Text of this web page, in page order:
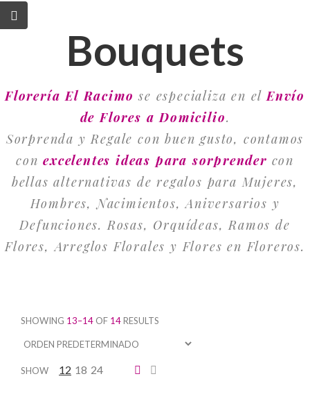
Bouquets
Florería El Racimo se especializa en elEnvío
de Flores a Domicilio.
Sorprenda y Regale con buen gusto, contamos
conexcelentes ideas para sorprender con
bellas alternativas de regalos para Mujeres,
Hombres, Nacimientos, Aniversarios y
Defunciones. Rosas, Orquídeas, Ramos de
Flores, Arreglos Florales y Flores en Floreros.
SHOWING 13–14 OF 14RESULTS
SHOW 12 18 24